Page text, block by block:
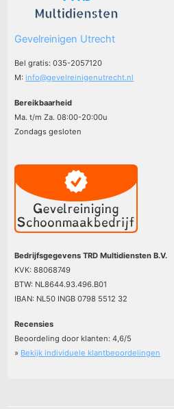
Gevelreinigen Utrecht
Bel gratis: 035-2057120
M:info@gevelreinigenutrecht.nl
Bereikbaarheid
Ma. t/m Za. 08:00-20:00u
Zondags gesloten
Bedrijfsgegevens TRD Multidiensten B.V.
KVK: 88068749
BTW: NL8644.93.496.B01
IBAN: NL50 INGB 0798 5512 32
Recensies
Beoordeling door klanten:4,6/5
» Bekijk individuele klantbeoordelingen